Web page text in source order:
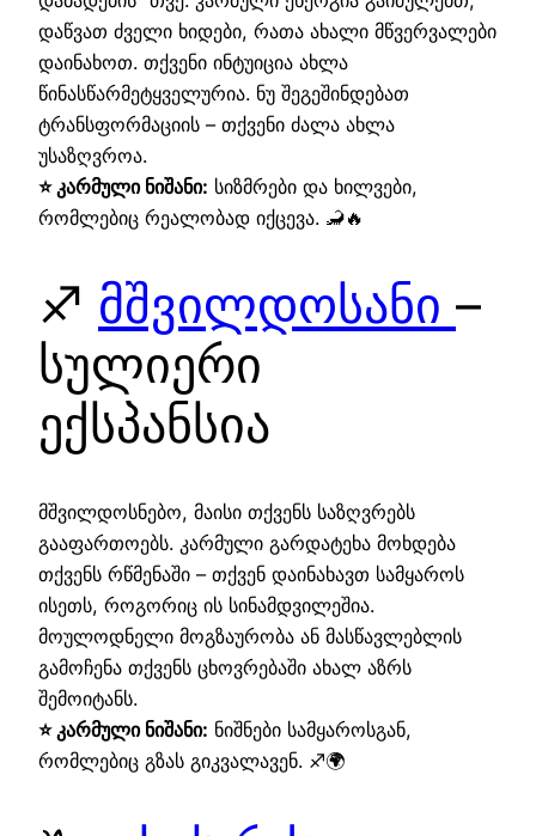
დაწვათ ძველი ხიდები, რათა ახალი მწვერვალები
დაინახოთ. თქვენი ინტუიცია ახლა
წინასწარმეტყველურია. ნუ შეგეშინდებათ
ტრანსფორმაციის – თქვენი ძალა ახლა
უსაზღვროა.
⭐ კარმული ნიშანი: სიზმრები და ხილვები,
რომლებიც რეალობად იქცევა. 🦂🔥
♐ მშვილდოსანი –
სულიერი
ექსპანსია
მშვილდოსნებო, მაისი თქვენს საზღვრებს
გააფართოებს. კარმული გარდატეხა მოხდება
თქვენს რწმენაში – თქვენ დაინახავთ სამყაროს
ისეთს, როგორიც ის სინამდვილეშია.
მოულოდნელი მოგზაურობა ან მასწავლებლის
გამოჩენა თქვენს ცხოვრებაში ახალ აზრს
შემოიტანს.
⭐ კარმული ნიშანი: ნიშნები სამყაროსგან,
რომლებიც გზას გიკვალავენ. ♐🌍